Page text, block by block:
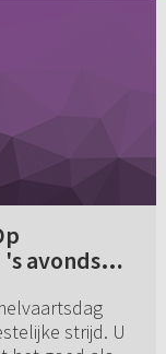
avonds
strijd. U